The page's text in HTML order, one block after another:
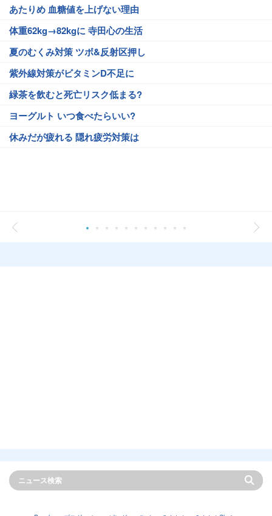
あたりめ 血糖値を上げない理由
体重62kg→82kgに 寺田心の生活
夏のむくみ対策 ツボ&反射区押し
紫外線対策がビタミンD不足に
緑茶を飲むと死亡リスク低まる?
ヨーグルト いつ食べたらいい?
休みだが疲れる 隠れ疲労対策は